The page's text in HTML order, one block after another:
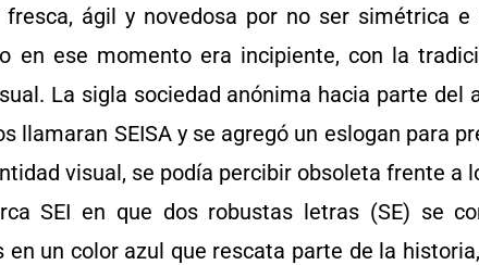
ágil y novedosa por no ser simétrica
en ese momento era incipiente, con la
La sigla sociedad anónima hacia parte del
llamaran SEISA y se agregó un eslogan para
visual, se podía percibir obsoleta frente a
SEI en que dos robustas letras (SE) se
un color azul que rescata parte de la